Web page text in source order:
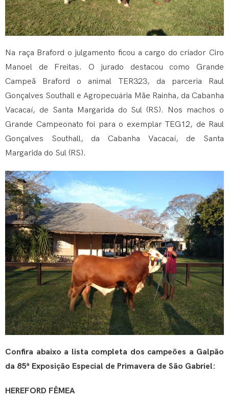
Na raça Braford o julgamento ficou a cargo do criador Ciro
Manoel de Freitas. O jurado destacou como Grande
Campeã Braford o animal TER323, da parceria Raul
Gonçalves Southall e Agropecuária Mãe Rainha, da Cabanha
Vacacaí, de Santa Margarida do Sul (RS). Nos machos o
Grande Campeonato foi para o exemplar TEG12, de Raul
Gonçalves Southall, da Cabanha Vacacaí, de Santa
Margarida do Sul (RS).
Confira abaixo a lista completa dos campeões a Galpão
da 85ª Exposição Especial de Primavera de São Gabriel:
HEREFORD FÊMEA